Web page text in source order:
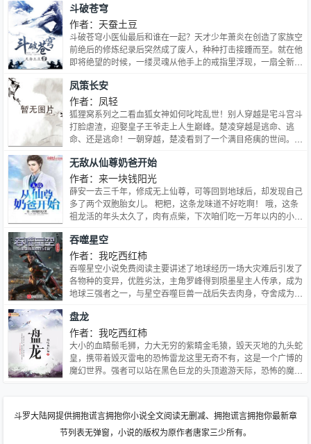
笑了，这个晶核好，沐皇表示，她很喜欢晶核。 当沐皇知道做
任务也有丰富的奖励后，其他事物在沐皇眼里就变成了浮云，在
她世界里，没有比小钱钱更最重要！ 当然，有一个人除外。 初
次和南宫羡见面是在一个夜黑风高的夜晚，南宫羡一身是伤的对
沐皇大人说：“如果你能出手相救，我给你十万酬劳，怎么样？”
啊，于是她答应了。 第二次见面，沐皇正在和别人抢杀异族，
因为南宫羡的出现打断了沐皇赚钱之路，这让沐皇异常恼火。
就在沐皇在发火边缘时，南宫羡凉凉的丢出一句话：“我给你一
千万，你跟我去一个地方。” 然后，沐皇就这么被南宫羡的财大
气粗给带走了。
斗破苍穹
作者：天蚕土豆
斗破苍穹小医仙最后和谁在一起？天才少年萧炎在创造了家族空
前绝后的修炼纪录后突然成了废人，种种打击接踵而至。就在他
即将绝望的时候，一缕灵魂从他手上的戒指里浮现，一扇全新的
火，寻宝物，炼丹药，斗魂族。最终成为斗帝，为解开斗帝失踪
之谜而前往大千世界......
凤策长安
作者：凤轻
狐狸窝系列之二看血狐女神如何叱咤乱世！别人穿越是宅斗宫斗
打脸虐渣，迎娶皇子王爷走上人生巅峰。楚凌穿越是逃命、逃
命、还是逃命！一朝穿越，楚凌看到了一个满目疮痍的世间。皇
我，我便逆天！既然当皇室贵女没前途，那就揭竿而起吧！
无敌从仙尊奶爸开始
作者：来一块钱阳光
薛安一去三千年，修成无上仙尊，可等回到地球后，却发现自己
多了两个双胞胎女儿。 粑粑，这条龙味道不好吃啊！ 哦，这条
祖龙活的年头太久了，肉有点柴，下次咱们吃一万年以内的小
粑，你和别的仙帝奶爸什么的，谁厉害啊？ 薛安一笑，没有谁
能抵挡的住薛安一拳。 如果有！ 那就两拳！ 女儿，我会让你们
成为全世界，不，全宇宙最幸福的公主！而且是两个！
吞噬星空
作者：我吃西红柿
吞噬星空小说免费阅读主要讲述了地球经历一场大灾难后引发了
各物种的变异，优胜劣汰，主角罗峰得到陨墨星主人传承，成为
地球三强者之一，与星空吞噬巨兽一战后失去肉身，夺舍成为星
宙。
盘龙
作者：我吃西红柿
大小的血睛鬃毛狮，力大无穷的紫睛金毛猿，毁天灭地的九头蛇
皇，携带着毁灭雷电的恐怖雷龙这里无奇不有，这是一个广博的
魔幻世界。强者可以站在黑色巨龙的头顶遨游天际，恐怖的魔法
斗罗大陆网提供拥抱谎言拥抱你小说全文阅读无删减、拥抱谎言拥抱你最新章
节列表无弹窗，小说的版权为原作者唐家三少所有。